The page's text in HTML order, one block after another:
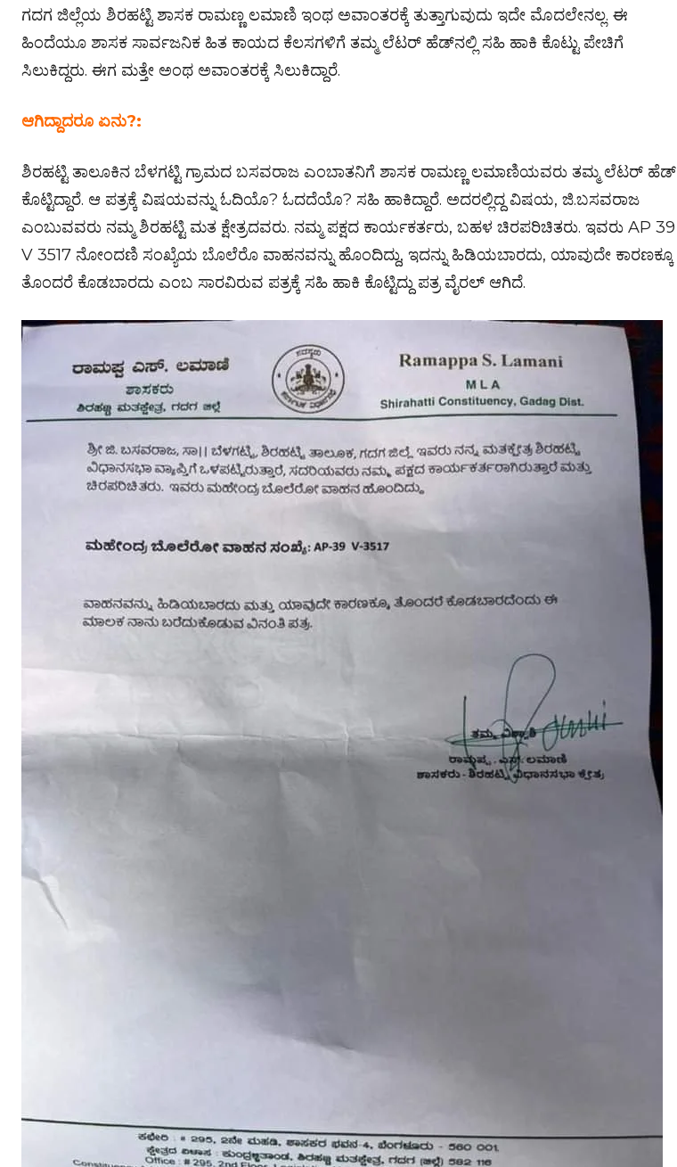
ಗದಗ ಜಿಲ್ಲೆಯ ಶಿರಹಟ್ಟಿ ಶಾಸಕ ರಾಮಣ್ಣ ಲಮಾಣಿ ಇಂಥ ಅವಾಂತರಕ್ಕೆ‌ ತುತ್ತಾಗುವುದು ಇದೇ ಮೊದಲೇನಲ್ಲ. ಈ
ಹಿಂದೆಯೂ ಶಾಸಕ ಸಾರ್ವಜನಿಕ ಹಿತ ಕಾಯದ ಕೆಲಸಗಳಿಗೆ ತಮ್ಮ ಲೆಟರ್ ಹೆಡ್‌ನಲ್ಲಿ ಸಹಿ ಹಾಕಿ ಕೊಟ್ಟು ಪೇಚಿಗೆ
ಸಿಲುಕಿದ್ದರು. ಈಗ ಮತ್ತೇ ಅಂಥ ಅವಾಂತರಕ್ಕೆ ಸಿಲುಕಿದ್ದಾರೆ.
ಆಗಿದ್ದಾದರೂ ಏನು?:
ಶಿರಹಟ್ಟಿ ತಾಲೂಕಿನ ಬೆಳಗಟ್ಟಿ ಗ್ರಾಮದ ಬಸವರಾಜ ಎಂಬಾತನಿಗೆ ಶಾಸಕ ರಾಮಣ್ಣ ಲಮಾಣಿಯವರು ತಮ್ಮ ಲೆಟರ್ ಹೆಡ್
ಕೊಟ್ಟಿದ್ದಾರೆ. ಆ ಪತ್ರಕ್ಕೆ ವಿಷಯವನ್ನು ಓದಿಯೊ? ಓದದೆಯೊ? ಸಹಿ ಹಾಕಿದ್ದಾರೆ. ಅದರಲ್ಲಿದ್ದ ವಿಷಯ, ಜಿ.ಬಸವರಾಜ
ಎಂಬುವವರು ನಮ್ಮ ಶಿರಹಟ್ಟಿ ಮತ ಕ್ಷೇತ್ರದವರು. ನಮ್ಮ ಪಕ್ಷದ ಕಾರ್ಯಕರ್ತರು, ಬಹಳ ಚಿರಪರಿಚಿತರು. ಇವರು AP 39
V 3517 ನೋಂದಣಿ ಸಂಖ್ಯೆಯ ಬೊಲೆರೊ ವಾಹನವನ್ನು ಹೊಂದಿದ್ದು, ಇದನ್ನು ಹಿಡಿಯಬಾರದು, ಯಾವುದೇ ಕಾರಣಕ್ಕೂ
ತೊಂದರೆ ಕೊಡಬಾರದು ಎಂಬ ಸಾರವಿರುವ ಪತ್ರಕ್ಕೆ ಸಹಿ ಹಾಕಿ ಕೊಟ್ಟಿದ್ದು ಪತ್ರ ವೈರಲ್ ಆಗಿದೆ.